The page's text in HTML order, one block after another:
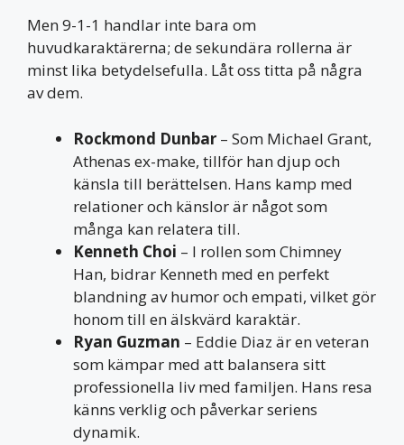
Men 9-1-1 handlar inte bara om
huvudkaraktärerna; de sekundära rollerna är
minst lika betydelsefulla. Låt oss titta på några
av dem.
Rockmond Dunbar – Som Michael Grant,
Athenas ex-make, tillför han djup och
känsla till berättelsen. Hans kamp med
relationer och känslor är något som
många kan relatera till.
Kenneth Choi – I rollen som Chimney
Han, bidrar Kenneth med en perfekt
blandning av humor och empati, vilket gör
honom till en älskvärd karaktär.
Ryan Guzman – Eddie Diaz är en veteran
som kämpar med att balansera sitt
professionella liv med familjen. Hans resa
känns verklig och påverkar seriens
dynamik.